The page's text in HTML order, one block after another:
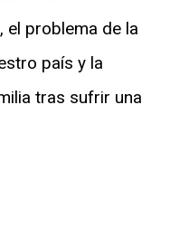
el problema de la
país y la
tras sufrir una